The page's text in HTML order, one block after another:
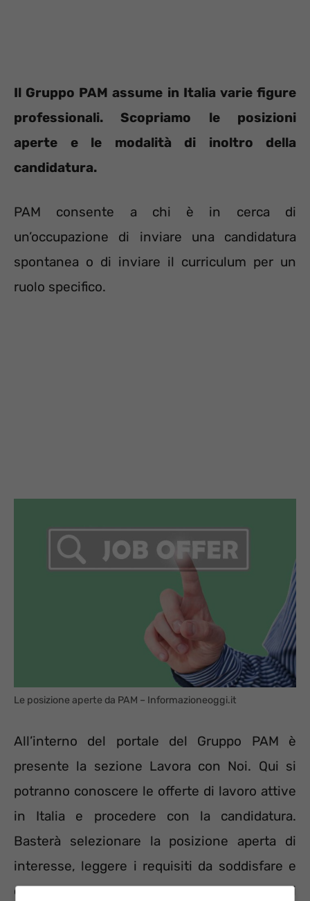
Il Gruppo PAM assume in Italia varie figure
professionali. Scopriamo le posizioni
aperte e le modalità di inoltro della
candidatura.
PAM consente a chi è in cerca di
un’occupazione di inviare una candidatura
spontanea o di inviare il curriculum per un
ruolo specifico.
Le posizione aperte da PAM – Informazioneoggi.it
All’interno del portale del Gruppo PAM è
presente la sezione Lavora con Noi. Qui si
potranno conoscere le offerte di lavoro attive
in Italia e procedere con la candidatura.
Basterà selezionare la posizione aperta di
interesse, leggere i requisiti da soddisfare e
cliccare su “Candidati Ora”. In questo modo si